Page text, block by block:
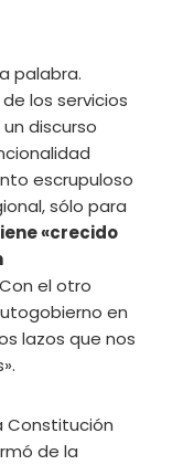
palabra.
los servicios
discurso
escrupuloso
sólo para
«crecido
el otro
en
lazos que nos
Constitución
de la